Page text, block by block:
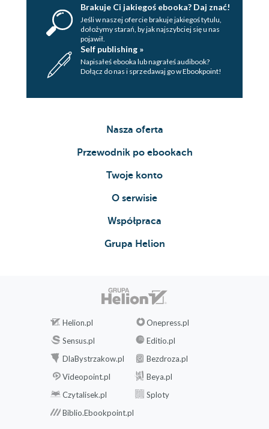
Brakuje Ci jakiegoś ebooka? Daj znać!
Jeśli w naszej ofercie brakuje jakiegoś tytulu,
dołożymy starań, by jak najszybciej się u nas
pojawił.
Self publishing »
Napisałeś ebooka lub nagrałeś audibook?
Dołącz do nas i sprzedawaj go w Ebookpoint!
Nasza oferta
Przewodnik po ebookach
Twoje konto
O serwisie
Współpraca
Grupa Helion
Helion.pl
Onepress.pl
Sensus.pl
Editio.pl
DlaBystrzakow.pl
Bezdroza.pl
Videopoint.pl
Beya.pl
Czytalisek.pl
Sploty
Biblio.Ebookpoint.pl